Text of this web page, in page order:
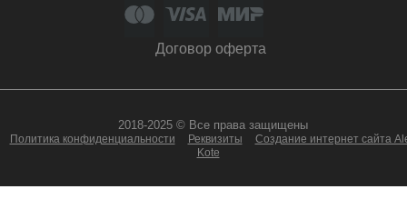
Договор оферта
2018-2025 © Все права защищены
Политика конфиденциальности Реквизиты
Создание интернет сайта
Kote